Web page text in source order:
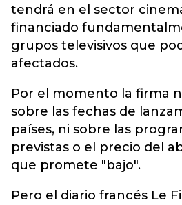
tendrá en el sector
financiado
grupos televisivos que
afectados.
Por el momento la firma
sobre las fechas de
países, ni sobre las
previstas o el precio del
que promete "bajo".
Pero el diario francés Le